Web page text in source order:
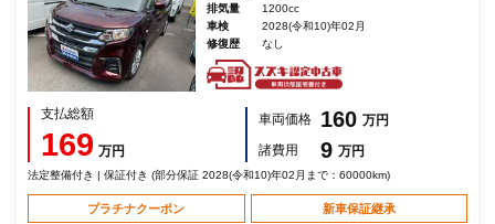
排気量
1200cc
車検
2028(令和10)年02月
修復歴
なし
支払総額
169 万円
車両価格 160 万円
諸費用
9 万円
法定整備付き | 保証付き (部分保証 2028(令和10)年02月まで：60000km)
プラチナクーポン 新車保証継承